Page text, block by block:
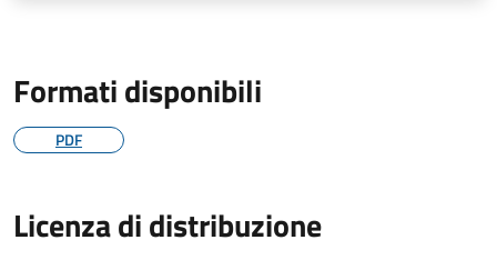
Formati disponibili
PDF
Licenza di distribuzione